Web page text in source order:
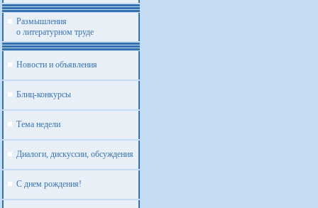
Размышления
о литературном труде
Новости и объявления
Блиц-конкурсы
Тема недели
Диалоги, дискуссии, обсуждения
С днем рождения!